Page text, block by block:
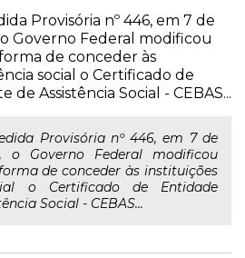
Provisória nº 446, em 7 de
Governo Federal modificou
de conceder às
social o Certificado de
Assistência Social - CEBAS...
Provisória nº 446, em 7 de
o Governo Federal modificou
de conceder às instituições
o Certificado de Entidade
Social - CEBAS...